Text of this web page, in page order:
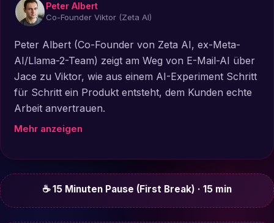
Peter Albert
Co-Founder Viktor (Zeta AI)
Peter Albert (Co-Founder von Zeta AI, ex-Meta-
AI/Llama-2-Team) zeigt am Weg von E-Mail-AI über
Jace zu Viktor, wie aus einem AI-Experiment Schritt
für Schritt ein Produkt entsteht, dem Kunden echte
Arbeit anvertrauen.
Mehr anzeigen
☕ 15 Minuten Pause (First Break) · 15 min